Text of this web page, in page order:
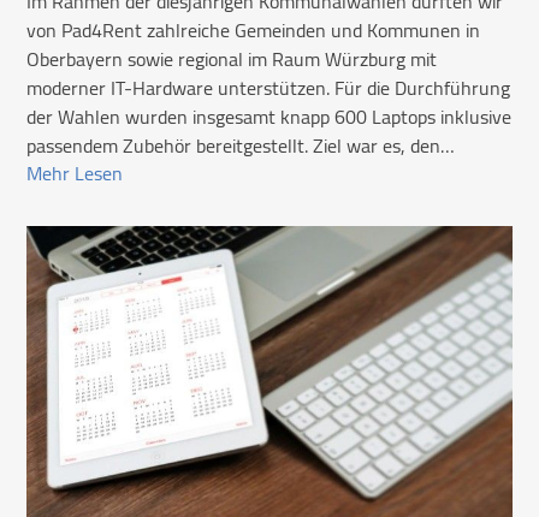
von Pad4Rent zahlreiche Gemeinden und Kommunen in
Oberbayern sowie regional im Raum Würzburg mit
moderner IT-Hardware unterstützen. Für die Durchführung
der Wahlen wurden insgesamt knapp 600 Laptops inklusive
passendem Zubehör bereitgestellt. Ziel war es, den…
Mehr Lesen